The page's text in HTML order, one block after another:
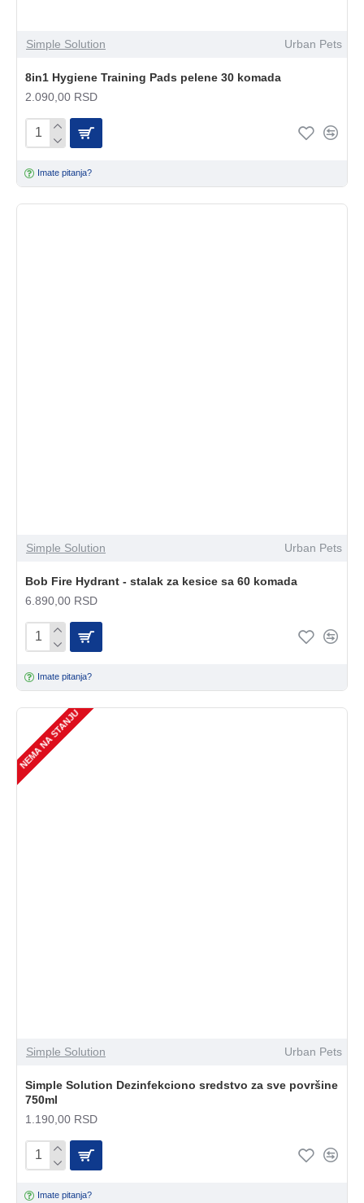
Simple Solution Urban Pets
8in1 Hygiene Training Pads pelene 30 komada
2.090,00 RSD
Imate pitanja?
Simple Solution Urban Pets
Bob Fire Hydrant - stalak za kesice sa 60 komada
6.890,00 RSD
Imate pitanja?
NEMA NA STANJU
Simple Solution Urban Pets
Simple Solution Dezinfekciono sredstvo za sve površine
750ml
1.190,00 RSD
Imate pitanja?